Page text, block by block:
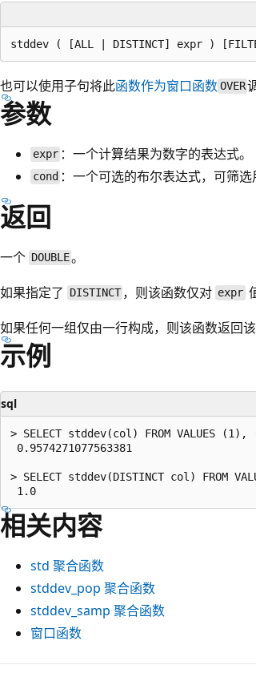
也可以使用子句将此函数作为窗口函数OVER
参数
expr ：一个计算结果为数字的表达式。
cond ：一个可选的布尔表达式，可筛选
返回
一个 DOUBLE。
如果指定了
DISTINCT ，则该函数仅对 expr
如果任何一组仅由一行构成，则该函数返回
示例
sql
> SELECT stddev(col) FROM VALUES
0.9574271077563381
> SELECT stddev(DISTINCT col)
相关内容
std 聚合函数
stddev_pop 聚合函数
stddev_samp 聚合函数
窗口函数
阅